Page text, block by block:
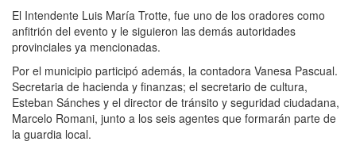
El Intendente Luis María Trotte, fue uno de los oradores como
anfitrión del evento y le siguieron las demás autoridades
provinciales ya mencionadas.
Por el municipio participó además, la contadora Vanesa Pascual.
Secretaria de hacienda y finanzas; el secretario de cultura,
Esteban Sánches y el director de tránsito y seguridad ciudadana,
Marcelo Romani, junto a los seis agentes que formarán parte de
la guardia local.